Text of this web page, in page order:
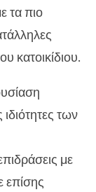
τα πιο
κατοικίδιου.
των
με
επίσης